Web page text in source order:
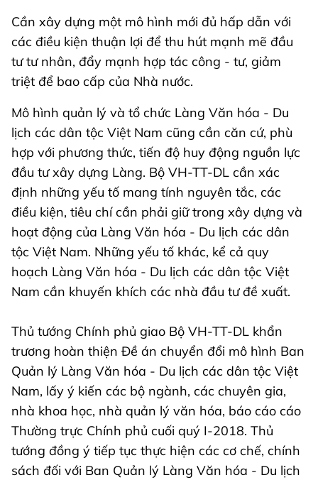
Cần xây dựng một mô hình mới đủ hấp dẫn với
các điều kiện thuận lợi để thu hút mạnh mẽ đầu
tư tư nhân, đẩy mạnh hợp tác công - tư, giảm
triệt để bao cấp của Nhà nước.
Mô hình quản lý và tổ chức Làng Văn hóa - Du
lịch các dân tộc Việt Nam cũng cần căn cứ, phù
hợp với phương thức, tiến độ huy động nguồn lực
đầu tư xây dựng Làng. Bộ VH-TT-DL cần xác
định những yếu tố mang tính nguyên tắc, các
điều kiện, tiêu chí cần phải giữ trong xây dựng và
hoạt động của Làng Văn hóa - Du lịch các dân
tộc Việt Nam. Những yếu tố khác, kể cả quy
hoạch Làng Văn hóa - Du lịch các dân tộc Việt
Nam cần khuyến khích các nhà đầu tư đề xuất.
Thủ tướng Chính phủ giao Bộ VH-TT-DL khẩn
trương hoàn thiện Đề án chuyển đổi mô hình Ban
Quản lý Làng Văn hóa - Du lịch các dân tộc Việt
Nam, lấy ý kiến các bộ ngành, các chuyên gia,
nhà khoa học, nhà quản lý văn hóa, báo cáo cáo
Thường trực Chính phủ cuối quý I-2018. Thủ
tướng đồng ý tiếp tục thực hiện các cơ chế, chính
sách đối với Ban Quản lý Làng Văn hóa - Du lịch